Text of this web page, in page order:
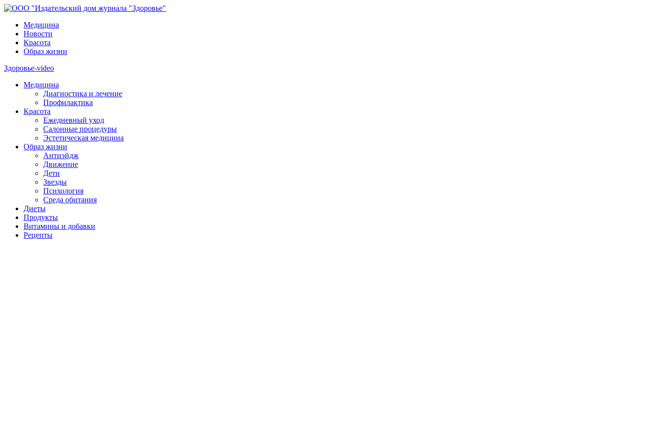
Медицина
Новости
Красота
Образ жизни
Здоровье-video
Медицина
Диагностика и лечение
Профилактика
Красота
Ежедневный уход
Салонные процедуры
Эстетическая медицина
Образ жизни
Антиэйдж
Движение
Дети
Звезды
Психология
Среда обитания
Диеты
Продукты
Витамины и добавки
Рецепты